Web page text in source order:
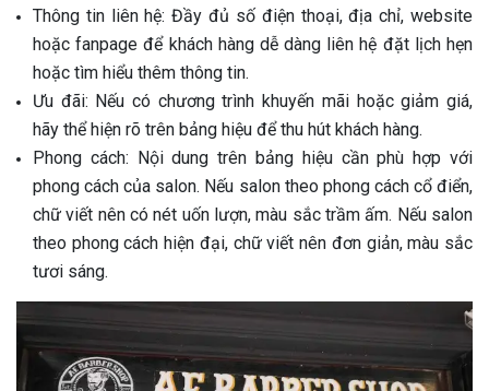
Thông tin liên hệ: Đầy đủ số điện thoại, địa chỉ, website
hoặc fanpage để khách hàng dễ dàng liên hệ đặt lịch hẹn
hoặc tìm hiểu thêm thông tin.
Ưu đãi: Nếu có chương trình khuyến mãi hoặc giảm giá,
hãy thể hiện rõ trên bảng hiệu để thu hút khách hàng.
Phong cách: Nội dung trên bảng hiệu cần phù hợp với
phong cách của salon. Nếu salon theo phong cách cổ điển,
chữ viết nên có nét uốn lượn, màu sắc trầm ấm. Nếu salon
theo phong cách hiện đại, chữ viết nên đơn giản, màu sắc
tươi sáng.